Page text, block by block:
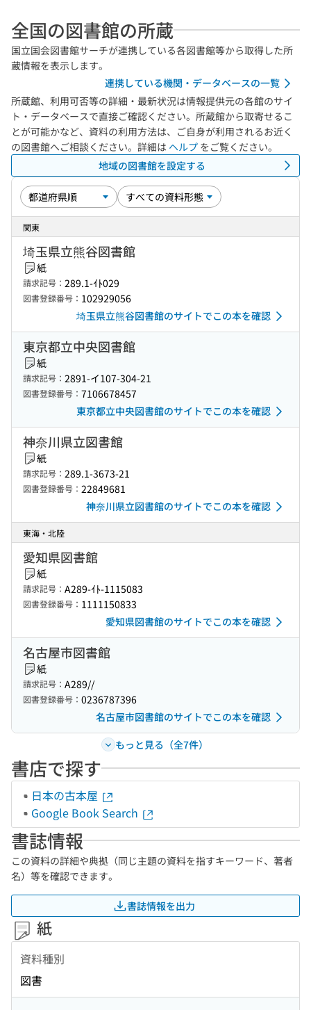
全国の図書館の所蔵
国立国会図書館サーチが連携している各図書館等から取得した所
蔵情報を表示します。
連携している機関・データベースの一覧
所蔵館、利用可否等の詳細・最新状況は情報提供元の各館のサイ
ト・データベースで直接ご確認ください。所蔵館から取寄せるこ
とが可能かなど、資料の利用方法は、ご自身が利用されるお近く
の図書館へご相談ください。詳細は ヘルプ をご覧ください。
地域の図書館を設定する
関東
埼玉県立熊谷図書館
紙
請求記号： 289.1-ｲﾄ029
図書登録番号： 102929056
埼玉県立熊谷図書館のサイトでこの本を確認
東京都立中央図書館
紙
請求記号： 2891-イ107-304-21
図書登録番号： 7106678457
東京都立中央図書館のサイトでこの本を確認
神奈川県立図書館
紙
請求記号： 289.1-3673-21
図書登録番号： 22849681
神奈川県立図書館のサイトでこの本を確認
東海・北陸
愛知県図書館
紙
請求記号： A289-ｲﾄ-1115083
図書登録番号： 1111150833
愛知県図書館のサイトでこの本を確認
名古屋市図書館
紙
請求記号： A289//
図書登録番号： 0236787396
名古屋市図書館のサイトでこの本を確認
もっと見る（全7件）
書店で探す
日本の古本屋
Google Book Search
書誌情報
この資料の詳細や典拠（同じ主題の資料を指すキーワード、著者
名）等を確認できます。
書誌情報を出力
紙
資料種別
図書